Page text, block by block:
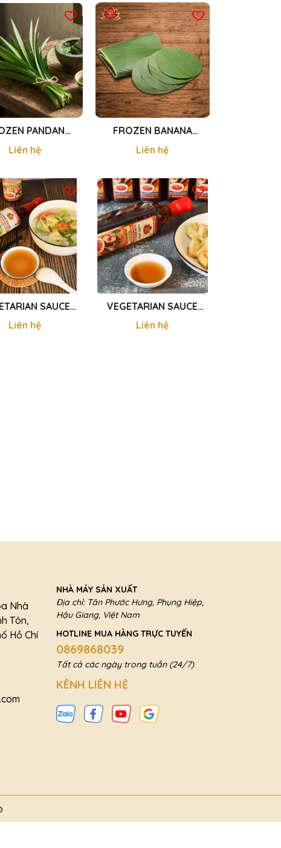
PANDAN
- LÁ DỨA CẤP
ĐÔNG 200g
Liên hệ
FROZEN BANANA
LEAVES - LÁ CHUỐI CẤP
ĐÔNG 450g
Liên hệ
SAUCE
FROM CASHEW
NƯỚC MẮM TRÁI
Liên hệ
VEGETARIAN SAUCE
MADE FROM
MUSHROOMS - NƯỚC
Liên hệ
Nhà
Tôn,
Hồ Chí
NHÀ MÁY SẢN XUẤT
Địa chỉ: Tân Phước Hưng, Phụng Hiệp,
Hậu Giang, Việt Nam
HOTLINE MUA HÀNG TRỰC TUYẾN
0869868039
Tất cả các ngày trong tuần (24/7)
KÊNH LIÊN HỆ